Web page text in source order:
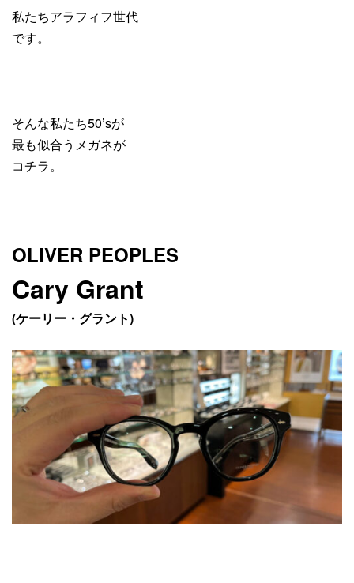
私たちアラフィフ世代
です。
そんな私たち50’sが
最も似合うメガネが
コチラ。
OLIVER PEOPLES
Cary Grant
(ケーリー・グラント)